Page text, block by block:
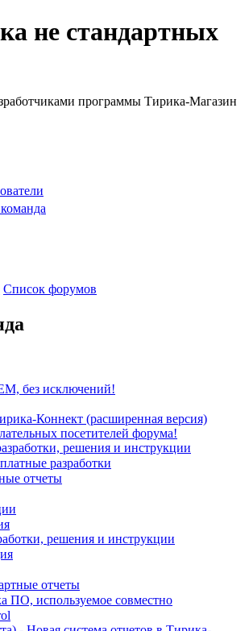
не стандартных
программы Тирика-Магазин
Список форумов
без исключений!
Коннект (расширенная версия)
посетителей форума!
решения и инструкции
разработки
отчеты
решения и инструкции
отчеты
ПО, используемое совместно